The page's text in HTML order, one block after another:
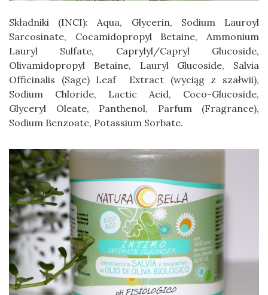
Składniki (INCI): Aqua, Glycerin, Sodium Lauroyl
Sarcosinate, Cocamidopropyl Betaine, Ammonium
Lauryl Sulfate, Caprylyl/Capryl Glucoside,
Olivamidopropyl Betaine, Lauryl Glucoside, Salvia
Officinalis (Sage) Leaf Extract (wyciąg z szałwii),
Sodium Chloride, Lactic Acid, Coco-Glucoside,
Glyceryl Oleate, Panthenol, Parfum (Fragrance),
Sodium Benzoate, Potassium Sorbate.